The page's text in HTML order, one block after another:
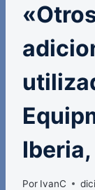
Iberia,
Por IvanC